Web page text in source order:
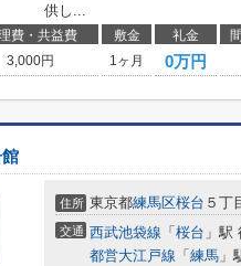
供し...
費・共益費 敷金 礼金
3,000円 1ヶ月 0万円
住所 東京都練馬区桜台 ５丁
交通 西武池袋線 「 桜台 」駅
都営大江戸線 「 練馬 」